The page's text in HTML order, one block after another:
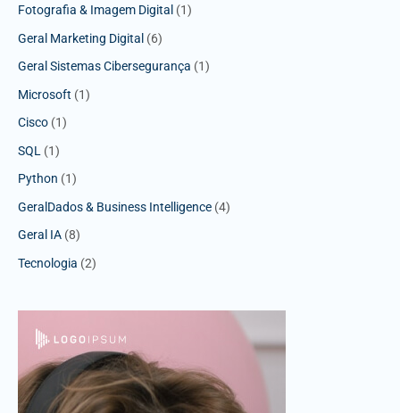
Fotografia & Imagem Digital (1)
Geral Marketing Digital (6)
Geral Sistemas Cibersegurança (1)
Microsoft (1)
Cisco (1)
SQL (1)
Python (1)
GeralDados & Business Intelligence (4)
Geral IA (8)
Tecnologia (2)